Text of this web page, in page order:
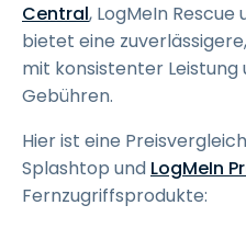
Central, LogMeIn Rescue
bietet eine
mit konsistenter
Gebühren.
Hier ist eine
Splashtop und LogMeIn
Fernzugriffsprodukte: